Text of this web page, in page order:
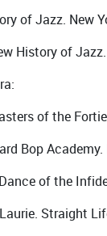
of Jazz. New
History of
of the
Bop
of the
Straight